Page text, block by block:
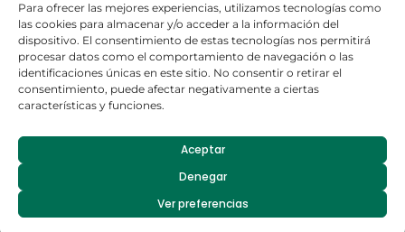
Para ofrecer las mejores experiencias, utilizamos tecnologías como
las cookies para almacenar y/o acceder a la información del
dispositivo. El consentimiento de estas tecnologías nos permitirá
procesar datos como el comportamiento de navegación o las
identificaciones únicas en este sitio. No consentir o retirar el
consentimiento, puede afectar negativamente a ciertas
características y funciones.
Aceptar
Denegar
Ver preferencias
Copyright © 2026 Clínica Barona |Diseño por Seo Solutions
Política
de privacidad-Política de cookies